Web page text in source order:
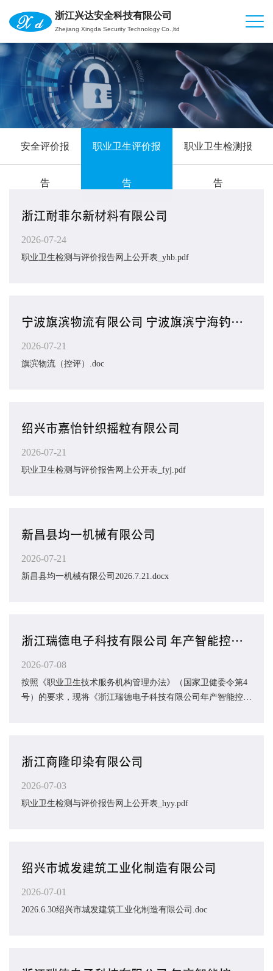
浙江兴达安全科技有限公司
Zhejiang Xingda Security Technology Co.,ltd
安全评价报
告
职业卫生评价报
告
职业卫生检测报
告
浙江耐菲尔新材料有限公司
2026-07-24
职业卫生检测与评价报告网上公开表_yhb.pdf
宁波旗滨物流有限公司 宁波旗滨宁海钓鱼礁1000吨级散杂货码头 1#～6#泊位建设工程（一期） ...
2026-07-21
旗滨物流（控评）.doc
绍兴市嘉怡针织摇粒有限公司
2026-07-21
职业卫生检测与评价报告网上公开表_fyj.pdf
新昌县均一机械有限公司
2026-07-21
新昌县均一机械有限公司2026.7.21.docx
浙江瑞德电子科技有限公司 年产智能控制器产品2500万套 （技术改造）项目 职业病防护设施设...
2026-07-08
按照《职业卫生技术服务机构管理办法》（国家卫健委令第4
号）的要求，现将《浙江瑞德电子科技有限公司年产智能控制
浙江商隆印染有限公司
2026-07-03
职业卫生检测与评价报告网上公开表_hyy.pdf
绍兴市城发建筑工业化制造有限公司
2026-07-01
2026.6.30绍兴市城发建筑工业化制造有限公司.doc